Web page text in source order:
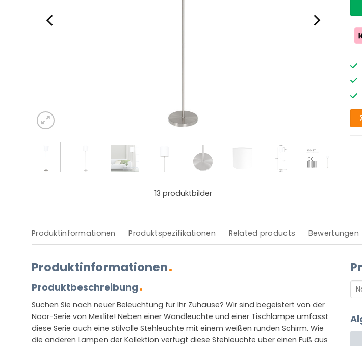
13 produktbilder
Produktinformationen Produktspezifikationen Related products Bewertungen
Produktinformationen
Produktbeschreibung
Suchen Sie nach neuer Beleuchtung für Ihr Zuhause? Wir sind begeistert von der
Noor-Serie von Mexlite! Neben einer Wandleuchte und einer Tischlampe umfasst
diese Serie auch eine stilvolle Stehleuchte mit einem weißen runden Schirm. Wie
die anderen Lampen der Kollektion verfügt diese Stehleuchte über einen Fuß aus